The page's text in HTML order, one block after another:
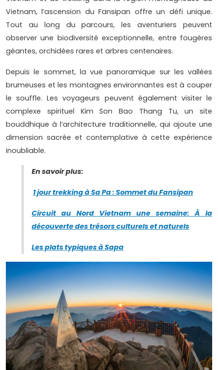
Vietnam, l’ascension du Fansipan offre un défi unique.
Tout au long du parcours, les aventuriers peuvent
observer une biodiversité exceptionnelle, entre fougères
géantes, orchidées rares et arbres centenaires.
Depuis le sommet, la vue panoramique sur les vallées
brumeuses et les montagnes environnantes est à couper
le souffle. Les voyageurs peuvent également visiter le
complexe spirituel Kim Son Bao Thang Tu, un site
bouddhique à l’architecture traditionnelle, qui ajoute une
dimension sacrée et contemplative à cette expérience
inoubliable.
En savoir plus:
1 jour trekking à Sa Pa : Sommet du Fansipan
Circuit au Nord Vietnam une semaine: À la
découverte des trésors culturels et naturels
Les plats typiques à Sapa